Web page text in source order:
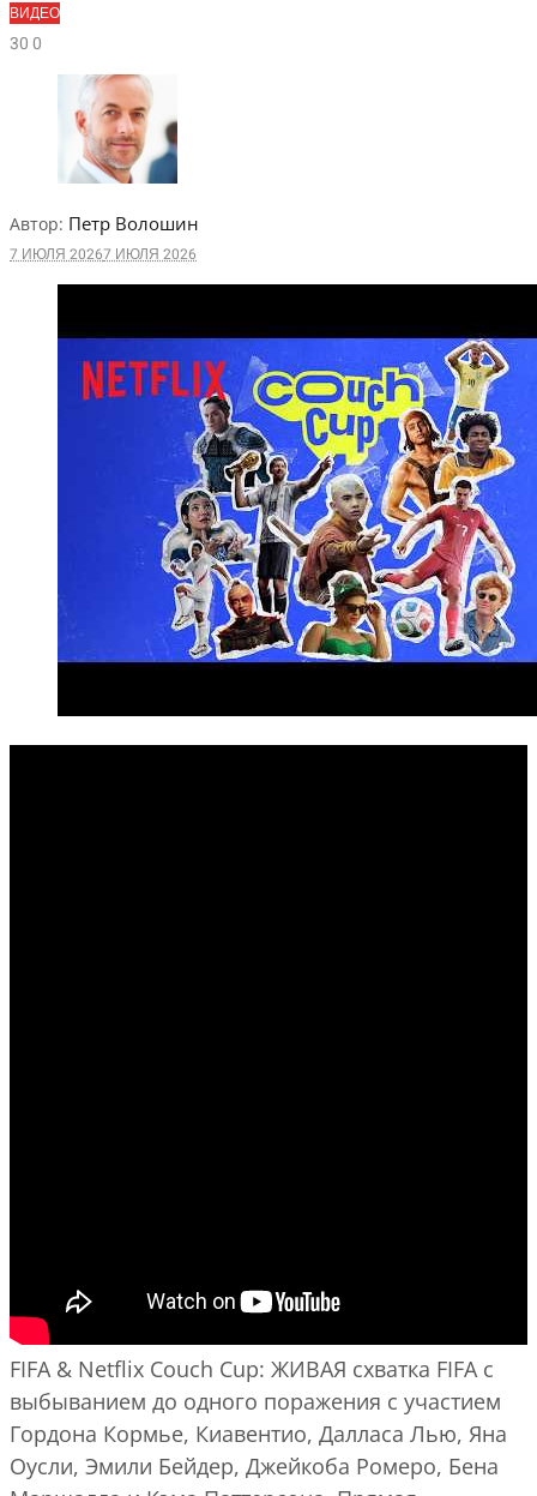
ВИДЕО
300
Автор: Петр Волошин
7 ИЮЛЯ 20267 ИЮЛЯ 2026
FIFA & Netflix Couch Cup: ЖИВАЯ схватка FIFA с
выбыванием до одного поражения с участием
Гордона Кормье, Киавентио, Далласа Лью, Яна
Оусли, Эмили Бейдер, Джейкоба Ромеро, Бена